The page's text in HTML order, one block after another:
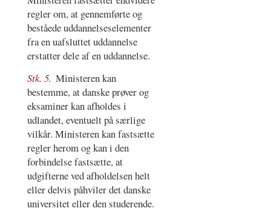
regler om, at gennemførte og
beståede uddannelseselementer
fra en uafsluttet uddannelse
erstatter dele af en uddannelse.
Stk. 5. Ministeren kan
bestemme, at danske prøver og
eksaminer kan afholdes i
udlandet, eventuelt på særlige
vilkår. Ministeren kan fastsætte
regler herom og kan i den
forbindelse fastsætte, at
udgifterne ved afholdelsen helt
eller delvis påhviler det danske
universitet eller den studerende.